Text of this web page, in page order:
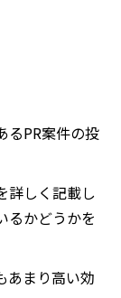
るPR案件の投
詳しく記載し
るかどうかを
あまり高い効